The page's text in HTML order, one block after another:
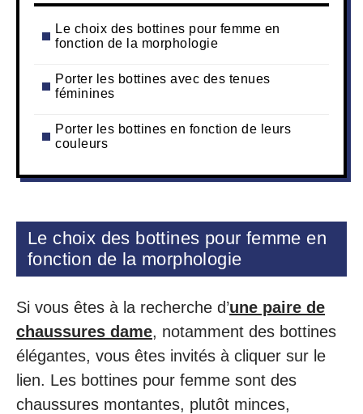
Le choix des bottines pour femme en
fonction de la morphologie
Porter les bottines avec des tenues
féminines
Porter les bottines en fonction de leurs
couleurs
Le choix des bottines pour femme en
fonction de la morphologie
Si vous êtes à la recherche d’une paire de
chaussures dame, notamment des bottines
élégantes, vous êtes invités à cliquer sur le
lien. Les bottines pour femme sont des
chaussures montantes, plutôt minces,